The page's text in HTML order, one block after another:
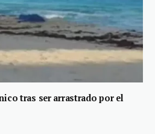
tras ser arrastrado por el